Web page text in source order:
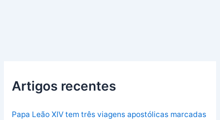
Artigos recentes
Papa Leão XIV tem três viagens apostólicas marcadas